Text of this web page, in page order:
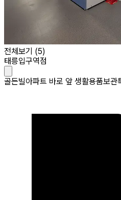
전체보기 (5)
태릉입구역점
골든빌아파트 바로 앞 생활용품보관